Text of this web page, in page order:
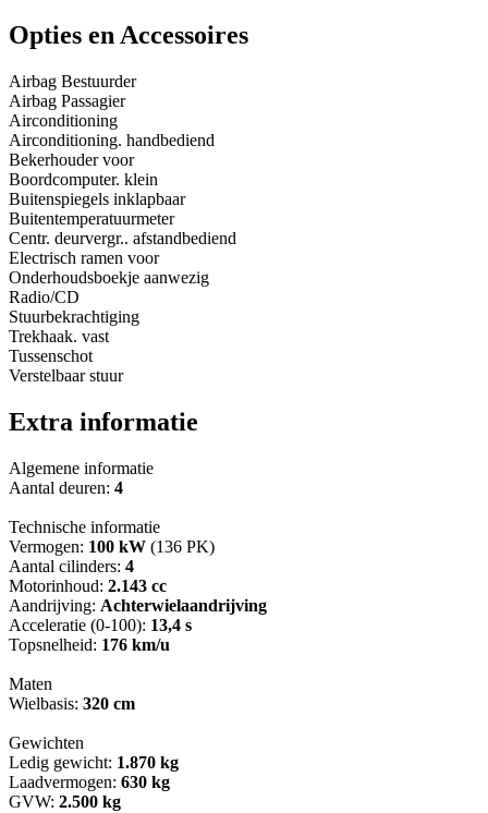
Opties en Accessoires
Airbag Bestuurder
Airbag Passagier
Airconditioning
Airconditioning. handbediend
Bekerhouder voor
Boordcomputer. klein
Buitenspiegels inklapbaar
Buitentemperatuurmeter
Centr. deurvergr.. afstandbediend
Electrisch ramen voor
Onderhoudsboekje aanwezig
Radio/CD
Stuurbekrachtiging
Trekhaak. vast
Tussenschot
Verstelbaar stuur
Extra informatie
Algemene informatie
Aantal deuren: 4
Technische informatie
Vermogen: 100 kW (136 PK)
Aantal cilinders: 4
Motorinhoud: 2.143 cc
Aandrijving: Achterwielaandrijving
Acceleratie (0-100): 13,4 s
Topsnelheid: 176 km/u
Maten
Wielbasis: 320 cm
Gewichten
Ledig gewicht: 1.870 kg
Laadvermogen: 630 kg
GVW: 2.500 kg